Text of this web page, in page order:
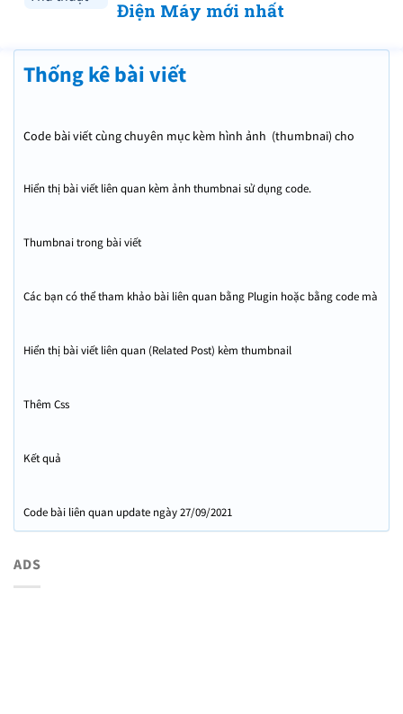
Điện Máy mới nhất
Thống kê bài viết
Code bài viết cùng chuyên mục kèm hình ảnh (thumbnai) cho
Hiển thị bài viết liên quan kèm ảnh thumbnai sử dụng code.
Thumbnai trong bài viết
Các bạn có thể tham khảo bài liên quan bằng Plugin hoặc bằng code mà
Hiển thị bài viết liên quan (Related Post) kèm thumbnail
Thêm Css
Kết quả
Code bài liên quan update ngày 27/09/2021
ADS